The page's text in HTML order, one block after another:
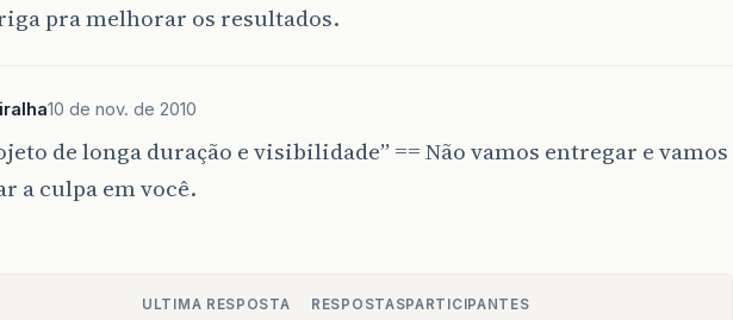
pra melhorar os resultados.
10 de nov. de 2010
de longa duração e visibilidade” == Não vamos entregar e vamos
a culpa em você.
ULTIMA RESPOSTA RESPOSTASPARTICIPANTES